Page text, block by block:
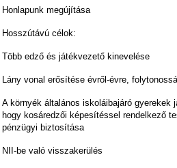
Honlapunk megújítása
Hosszútávú célok:
Több edző és játékvezető kinevelése
Lány vonal erősítése évről-évre,
A környék általános iskoláibajáró gyerekek
hogy kosáredzői képesítéssel rendelkező
pénzügyi biztosítása
NII-be való visszakerülés